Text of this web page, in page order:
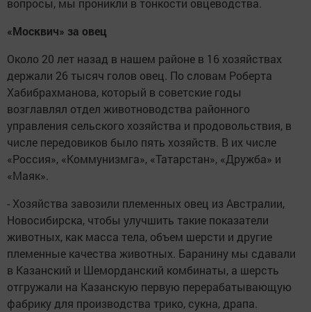
вопросы, мы проникли в тонкости овцеводства.
«Москвич» за овец
Около 20 лет назад в нашем районе в 16 хозяйствах
держали 26 тысяч голов овец. По словам Роберта
Хабибрахманова, который в советские годы
возглавлял отдел животноводства районного
управления сельского хозяйства и продовольствия, в
числе передовиков было пять хозяйств. В их числе
«Россия», «Коммунизмга», «Татарстан», «Дружба» и
«Маяк».
- Хозяйства завозили племенных овец из Австралии,
Новосибирска, чтобы улучшить такие показатели
животных, как масса тела, объем шерсти и другие
племенные качества животных. Баранину мы сдавали
в Казанский и Шеморданский комбинаты, а шерсть
отгружали на Казанскую первую перерабатывающую
фабрику для производства трико, сукна, драпа.